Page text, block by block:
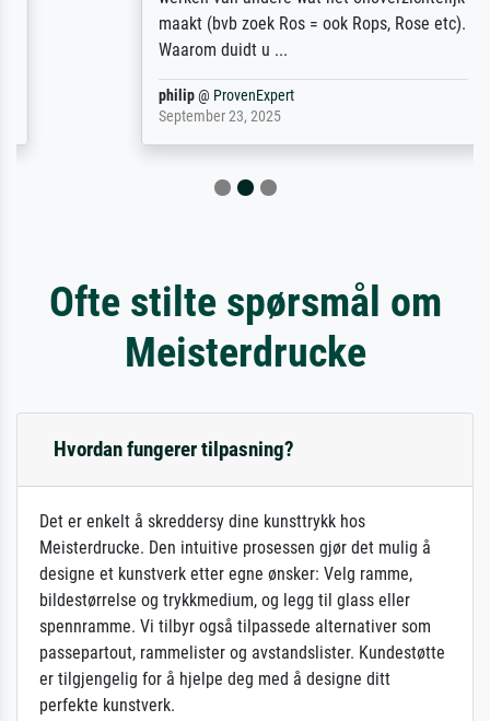
maakt (bvb zoek Ros = ook Rops, Rose etc).
Waarom duidt u ...
ProvenExpert
September 23, 2025
Ofte stilte spørsmål om
Meisterdrucke
Hvordan fungerer tilpasning?
Det er enkelt å skreddersy dine kunsttrykk hos
Meisterdrucke. Den intuitive prosessen gjør det mulig å
designe et kunstverk etter egne ønsker: Velg ramme,
bildestørrelse og trykkmedium, og legg til glass eller
spennramme. Vi tilbyr også tilpassede alternativer som
passepartout, rammelister og avstandslister. Kundestøtte
er tilgjengelig for å hjelpe deg med å designe ditt
perfekte kunstverk.